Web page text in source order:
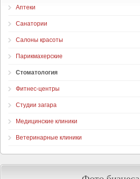
Аптеки
Санатории
Салоны красоты
Парикмахерские
Стоматология
Фитнес-центры
Студии загара
Медицинские клиники
Ветеринарные клиники